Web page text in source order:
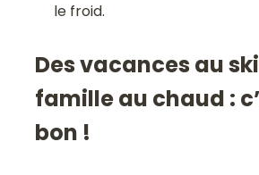
le froid.
Des vacances au
famille au chaud :
bon !